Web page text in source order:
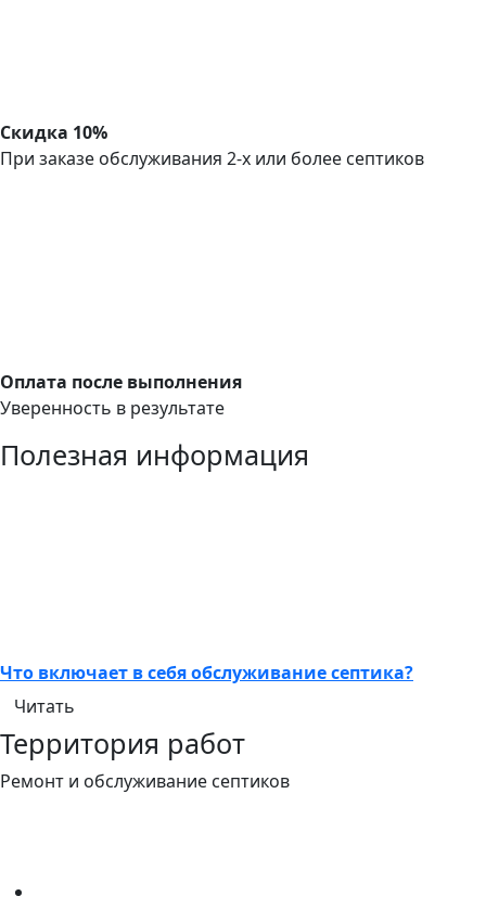
Скидка 10%
При заказе обслуживания 2-х или более септиков
Оплата после выполнения
Уверенность в результате
Полезная информация
Что включает в себя обслуживание септика?
Читать
Территория работ
Ремонт и обслуживание септиков